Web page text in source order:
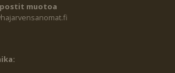
muotoa